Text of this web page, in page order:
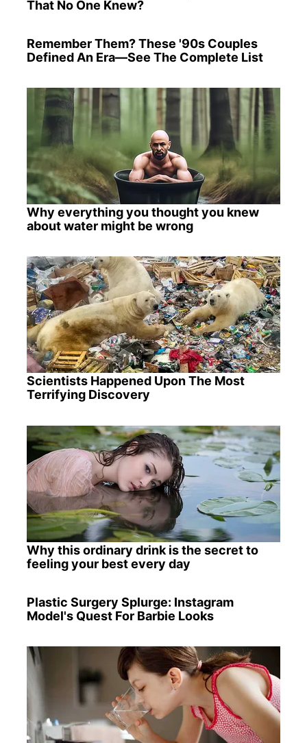
That No One Knew?
Remember Them? These '90s Couples
Defined An Era—See The Complete List
Why everything you thought you knew
about water might be wrong
Scientists Happened Upon The Most
Terrifying Discovery
Why this ordinary drink is the secret to
feeling your best every day
Plastic Surgery Splurge: Instagram
Model's Quest For Barbie Looks